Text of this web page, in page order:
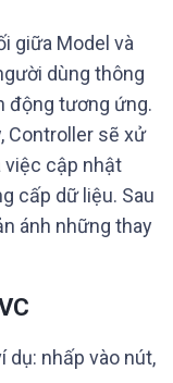
giữa Model và
dùng thông
động tương ứng.
Controller sẽ xử
việc cập nhật
cấp dữ liệu. Sau
ánh những thay
dụ: nhấp vào nút,